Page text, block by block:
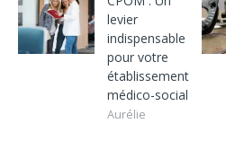
levier
indispensable
pour votre
établissement
médico-social
Aurélie